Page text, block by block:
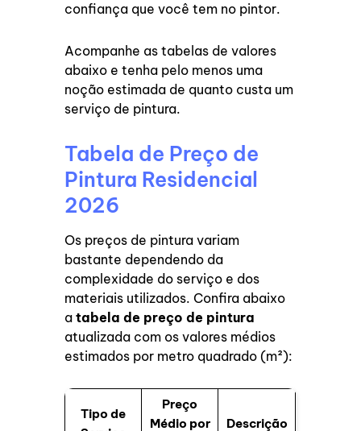
confiança que você tem no pintor.
Acompanhe as tabelas de valores
abaixo e tenha pelo menos uma
noção estimada de quanto custa um
serviço de pintura.
Tabela de Preço de
Pintura Residencial
2026
Os preços de pintura variam
bastante dependendo da
complexidade do serviço e dos
materiais utilizados. Confira abaixo
atabela de preço de pintura
atualizada com os valores médios
estimados por metro quadrado (m²):
Tipo de
Preço
Médio por
Descrição